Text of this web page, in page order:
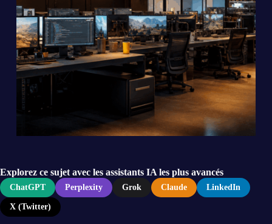
Explorez ce sujet avec les assistants IA les plus avancés
ChatGPT Perplexity Grok Claude LinkedIn
X (Twitter)